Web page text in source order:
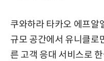
쿠와하라 타카오 에프알
규모 공간에서 유니클로
른 고객 응대 서비스로